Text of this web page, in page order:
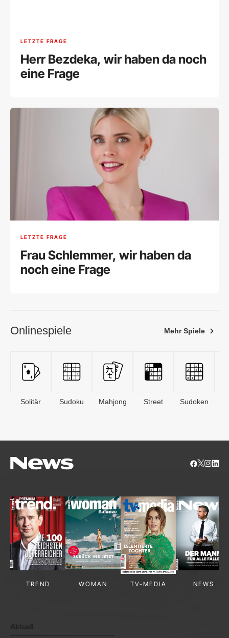
LETZTE FRAGE
Herr Bezdeka, wir haben da noch
eine Frage
LETZTE FRAGE
Frau Schlemmer, wir haben da
noch eine Frage
Onlinespiele Mehr Spiele
Solitär Sudoku Mahjong Street Sudoken
TREND WOMAN TV-MEDIA NEWS